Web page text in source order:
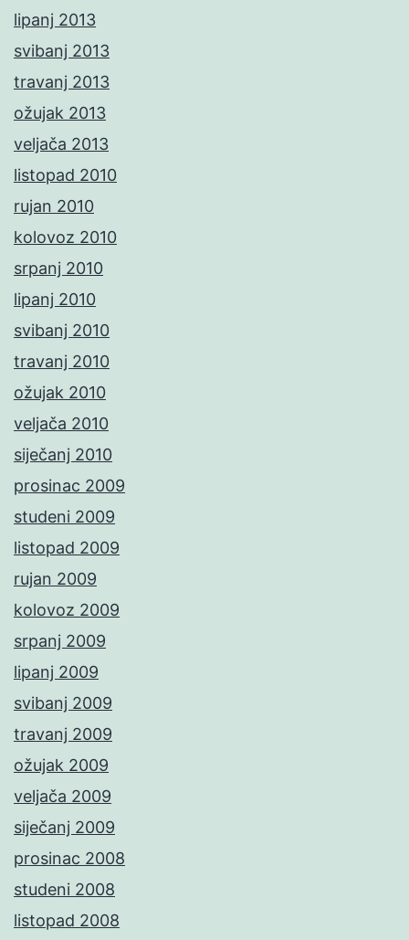
lipanj 2013
svibanj 2013
travanj 2013
ožujak 2013
veljača 2013
listopad 2010
rujan 2010
kolovoz 2010
srpanj 2010
lipanj 2010
svibanj 2010
travanj 2010
ožujak 2010
veljača 2010
siječanj 2010
prosinac 2009
studeni 2009
listopad 2009
rujan 2009
kolovoz 2009
srpanj 2009
lipanj 2009
svibanj 2009
travanj 2009
ožujak 2009
veljača 2009
siječanj 2009
prosinac 2008
studeni 2008
listopad 2008